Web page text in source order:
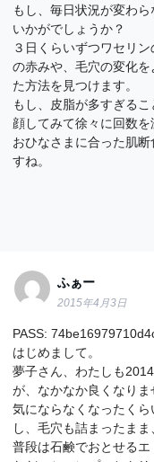
もし、毎日状況が変わ
いかがでしょうか？
３日くらいずつワセリ
の赤みや、毛穴の変化
た方法を見つけます。
もし、皮脂が多すぎる
顔してみて徐々に回数を
おひなさまに合った肌
すね。
ふぁー
2015年4月3日
PASS:
はじめまして。
夢子さん、わたしも
が、なかなか良くなり
気にならなくなったく
し、毛穴も詰まったま
普段は石鹸でおとせるエ